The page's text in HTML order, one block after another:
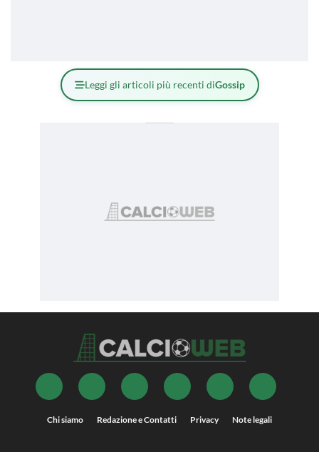
Leggi gli articoli più recenti diGossip
Chi siamo Redazione e Contatti Privacy Note legali